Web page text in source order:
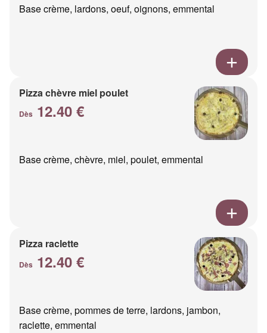
Base crème, lardons, oeuf, oignons, emmental
Pizza chèvre miel poulet
Dès 12.40 €
Base crème, chèvre, miel, poulet, emmental
Pizza raclette
Dès 12.40 €
Base crème, pommes de terre, lardons, jambon,
raclette, emmental